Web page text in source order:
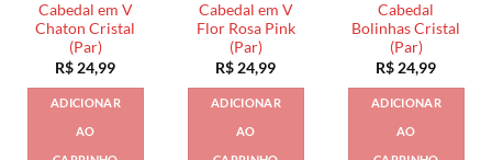
Cabedal em V
Chaton Cristal
(Par)
R$ 24,99
ADICIONAR
AO
Cabedal em V
Flor Rosa Pink
(Par)
R$ 24,99
ADICIONAR
AO
Cabedal
Bolinhas Cristal
(Par)
R$ 24,99
ADICIONAR
AO